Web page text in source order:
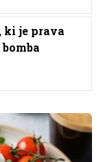
ki je prava